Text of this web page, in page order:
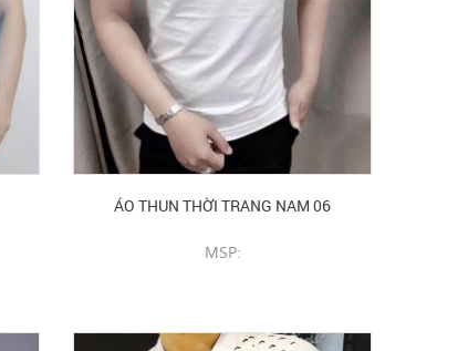
ÁO THUN THỜI TRANG NAM 06
MSP: